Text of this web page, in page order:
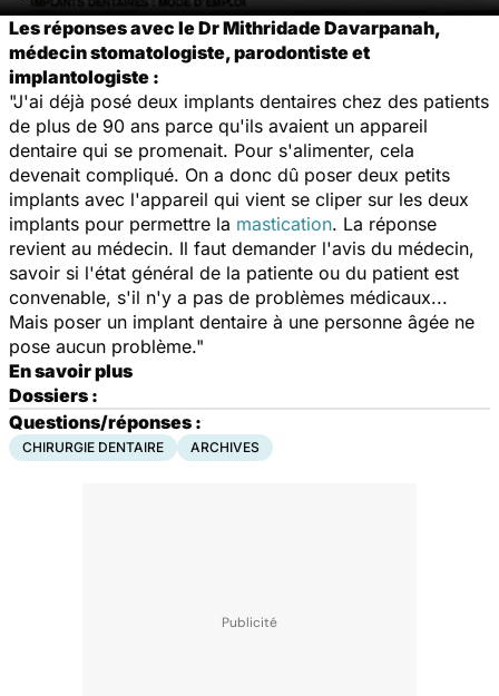
Les réponses avec le Dr Mithridade Davarpanah,
médecin stomatologiste, parodontiste et
implantologiste :
"J'ai déjà posé deux implants dentaires chez des patients
de plus de 90 ans parce qu'ils avaient un appareil
dentaire qui se promenait. Pour s'alimenter, cela
devenait compliqué. On a donc dû poser deux petits
implants avec l'appareil qui vient se cliper sur les deux
implants pour permettre la mastication. La réponse
revient au médecin. Il faut demander l'avis du médecin,
savoir si l'état général de la patiente ou du patient est
convenable, s'il n'y a pas de problèmes médicaux...
Mais poser un implant dentaire à une personne âgée ne
pose aucun problème."
En savoir plus
Dossiers :
Questions/réponses :
CHIRURGIE DENTAIRE ARCHIVES